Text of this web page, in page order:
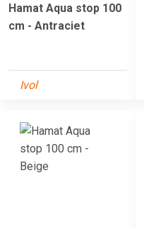
Hamat Aqua stop 100
cm - Antraciet
Ivol